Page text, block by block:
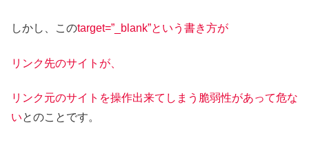
しかし、このtarget=”_blank”という書き方が
リンク先のサイトが、
リンク元のサイトを操作出来てしまう脆弱性があって危な
いとのことです。